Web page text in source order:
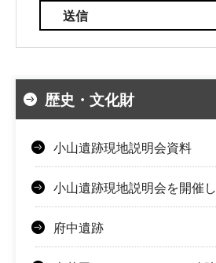
歴史・文化財
小山遺跡現地説明会資料
小山遺跡現地説明会を開催
府中遺跡